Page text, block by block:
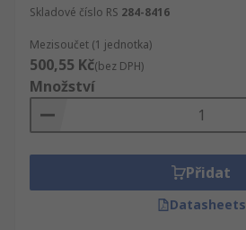
Skladové číslo RS 284-8416
Mezisoučet (1 jednotka)
500,55 Kč(bez DPH)
Množství
Přidat
Datasheets